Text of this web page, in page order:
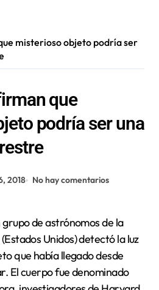
misterioso objeto podría ser
que
podría ser una
2018 No hay comentarios
Unidos) detectó la luz
que había llegado desde
El cuerpo fue denominado